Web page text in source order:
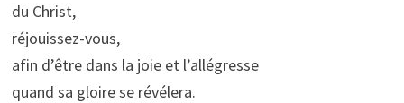
du Christ,
réjouissez-vous,
afin d’être dans la joie et l’allégresse
quand sa gloire se révélera.